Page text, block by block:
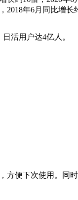
年6月同比增长
活用户达4亿人。
便下次使用。同